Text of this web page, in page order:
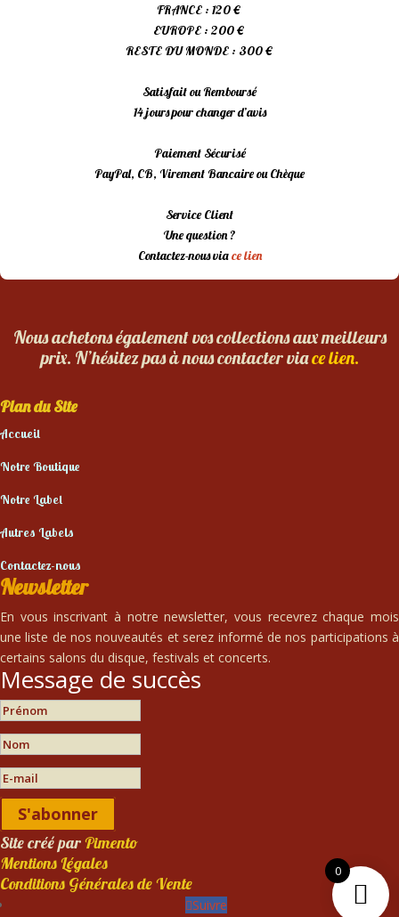
FRANCE : 120 €
EUROPE : 200 €
RESTE DU MONDE : 300 €
Satisfait ou Remboursé
14 jours pour changer d’avis
Paiement Sécurisé
PayPal, CB, Virement Bancaire ou Chèque
Service Client
Une question ?
Contactez-nous viace lien
Nous achetons également vos collections aux meilleurs
prix. N’hésitez pas à nous contacter viace lien.
Plan du Site
Accueil
Notre Boutique
Notre Label
Autres Labels
Contactez-nous
Newsletter
En vous inscrivant à notre newsletter, vous recevrez chaque mois
une liste de nos nouveautés et serez informé de nos participations à
certains salons du disque, festivals et concerts.
Message de succès
S'abonner
Site créé parPimento
Mentions Légales
Conditions Générales de Vente
Suivre
0